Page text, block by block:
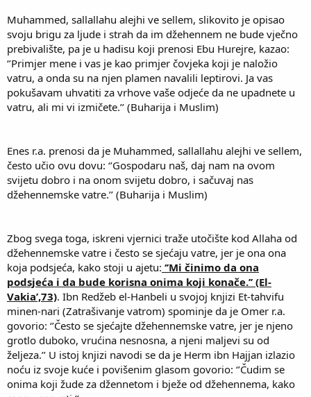
Muhammed, sallallahu alejhi ve sellem, slikovito je opisao
svoju brigu za ljude i strah da im džehennem ne bude vječno
prebivalište, pa je u hadisu koji prenosi Ebu Hurejre, kazao:
‘’Primjer mene i vas je kao primjer čovjeka koji je naložio
vatru, a onda su na njen plamen navalili leptirovi. Ja vas
pokušavam uhvatiti za vrhove vaše odjeće da ne upadnete u
vatru, ali mi vi izmičete.’’ (Buharija i Muslim)
Enes r.a. prenosi da je Muhammed, sallallahu alejhi ve sellem,
često učio ovu dovu: ‘’Gospodaru naš, daj nam na ovom
svijetu dobro i na onom svijetu dobro, i sačuvaj nas
džehennemske vatre.’’ (Buharija i Muslim)
Zbog svega toga, iskreni vjernici traže utočište kod Allaha od
džehennemske vatre i često se sjećaju vatre, jer je ona ona
koja podsjeća, kako stoji u ajetu: ‘’Mi činimo da ona
podsjeća i da bude korisna onima koji konače.’’ (El-
Vakia’,73). Ibn Redžeb el-Hanbeli u svojoj knjizi Et-tahvifu
minen-nari (Zatrašivanje vatrom) spominje da je Omer r.a.
govorio: ‘’Često se sjećajte džehennemske vatre, jer je njeno
grotlo duboko, vrućina nesnosna, a njeni maljevi su od
željeza.’’ U istoj knjizi navodi se da je Herm ibn Hajjan izlazio
noću iz svoje kuće i povišenim glasom govorio: ‘’Čudim se
onima koji žude za džennetom i bježe od džehennema, kako